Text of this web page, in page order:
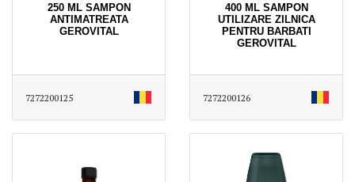
250 ML SAMPON
ANTIMATREATA
GEROVITAL
7272200125
400 ML SAMPON
UTILIZARE ZILNICA
PENTRU BARBATI
GEROVITAL
7272200126